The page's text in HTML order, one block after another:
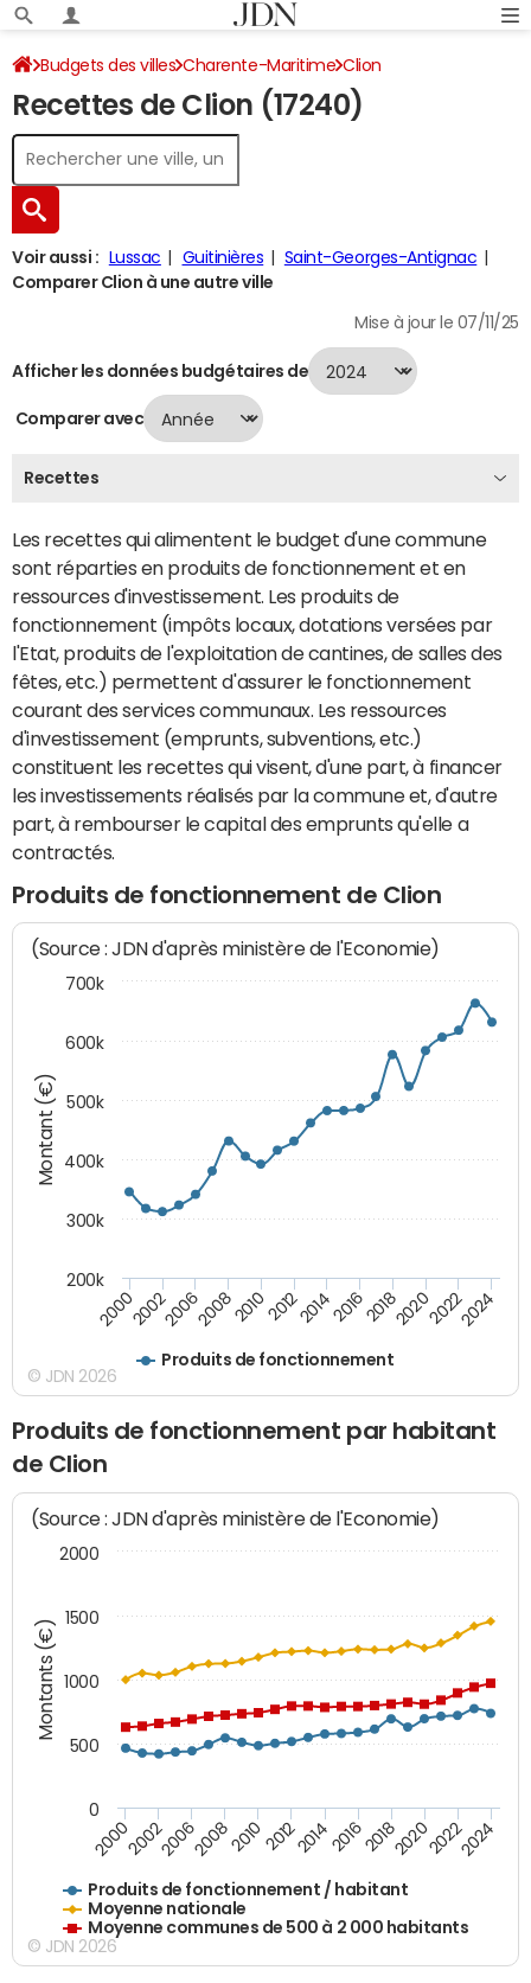
Budgets des villes Charente-Maritime Clion
Recettes 2024
Recettes de Clion (17240)
Voir aussi : Lussac Guitinières
Saint-Georges-Antignac
Comparer Clion à une autre ville
Mise à jour le 07/11/25
Afficher les données budgétaires de
Comparer avec
Recettes
Les recettes qui alimentent le budget d'une commune
sont réparties en produits de fonctionnement et en
ressources d'investissement. Les produits de
fonctionnement (impôts locaux, dotations versées par
l'Etat, produits de l'exploitation de cantines, de salles des
fêtes, etc.) permettent d'assurer le fonctionnement
courant des services communaux. Les ressources
d'investissement (emprunts, subventions, etc.)
constituent les recettes qui visent, d'une part, à financer
les investissements réalisés par la commune et, d'autre
part, à rembourser le capital des emprunts qu'elle a
contractés.
Produits de fonctionnement de Clion
Montant (€)
(Source : JDN d'après ministère de l'Economie)
Produits de fonctionnement
200020022006200820102012201420162018202020222024
200k
300k
400k
500k
600k
700k
© JDN 2026
Produits de fonctionnement par habitant
de Clion
Montants (€)
(Source : JDN d'après ministère de l'Economie)
Produits de fonctionnement / habitant
Moyenne nationale
Moyenne communes de 500 à 2 000 habitants
200020022006200820102012201420162018202020222024
500
1000
1500
0
2000
© JDN 2026